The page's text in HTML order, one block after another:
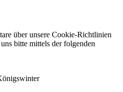
über unsere Cookie-Richtlinien
bitte mittels der folgenden